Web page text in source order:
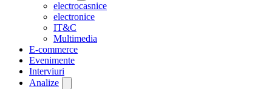
electrocasnice
electronice
IT&C
Multimedia
E-commerce
Evenimente
Interviuri
Analize